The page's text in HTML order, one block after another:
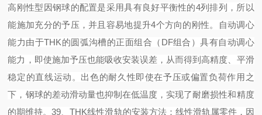
高刚性型因钢球的配置是采用具有良好平衡性的4列排列，所以
能施加充分的予压，并且容易地提升4个方向的刚性。
自动调心
能力由于THK的圆弧沟槽的正面组合（DF组合）具有自动调心
能力，即使施加予压也能吸收安装误差，从而得到高精度、平滑
稳定的直线运动。 出色的耐久性即使在予压或偏置负荷作用之
下，钢球的差动滑动量也抑制在低温度，实现了耐磨损性和精度
的期维持。39 、THK线性滑轨的安装方法： 线性滑轨属零件，因